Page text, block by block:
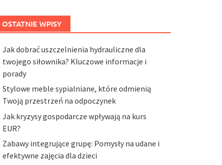
OSTATNIE WPISY
Jak dobrać uszczelnienia hydrauliczne dla
twojego siłownika? Kluczowe informacje i
porady
Stylowe meble sypialniane, które odmienią
Twoją przestrzeń na odpoczynek
Jak kryzysy gospodarcze wpływają na kurs
EUR?
Zabawy integrujące grupę: Pomysły na udane i
efektywne zajęcia dla dzieci